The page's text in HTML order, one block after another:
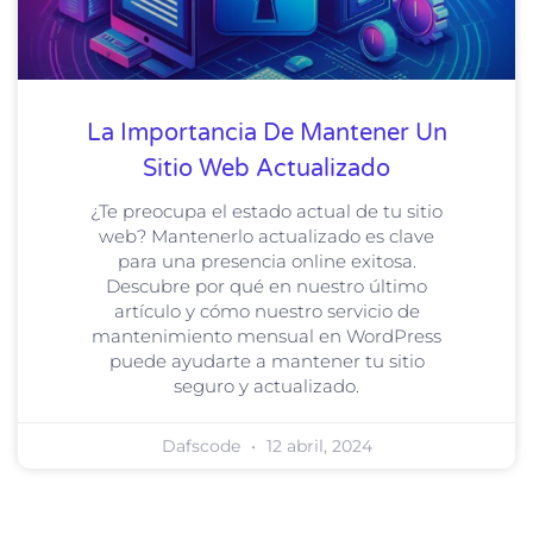
La Importancia De Mantener Un
Sitio Web Actualizado
¿Te preocupa el estado actual de tu sitio
web? Mantenerlo actualizado es clave
para una presencia online exitosa.
Descubre por qué en nuestro último
artículo y cómo nuestro servicio de
mantenimiento mensual en WordPress
puede ayudarte a mantener tu sitio
seguro y actualizado.
Dafscode 12 abril, 2024